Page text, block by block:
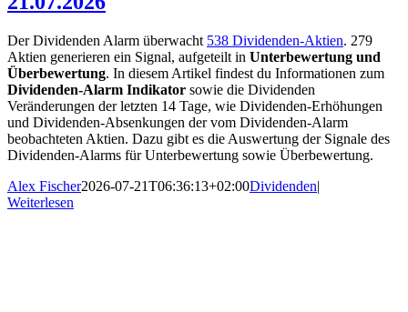
Der Dividenden Alarm überwacht 538 Dividenden-Aktien. 279
Aktien generieren ein Signal, aufgeteilt in Unterbewertung und
Überbewertung. In diesem Artikel findest du Informationen zum
Dividenden-Alarm Indikator sowie die Dividenden
Veränderungen der letzten 14 Tage, wie Dividenden-Erhöhungen
und Dividenden-Absenkungen der vom Dividenden-Alarm
beobachteten Aktien. Dazu gibt es die Auswertung der Signale des
Dividenden-Alarms für Unterbewertung sowie Überbewertung.
Alex Fischer2026-07-21T06:36:13+02:00Dividenden|
Weiterlesen